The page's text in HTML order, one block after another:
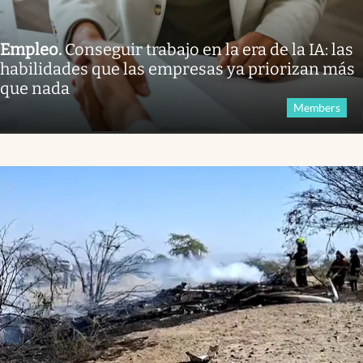
Empleo.Conseguir trabajo en la era de la IA: las
habilidades que las empresas ya priorizan más
que nada
Members